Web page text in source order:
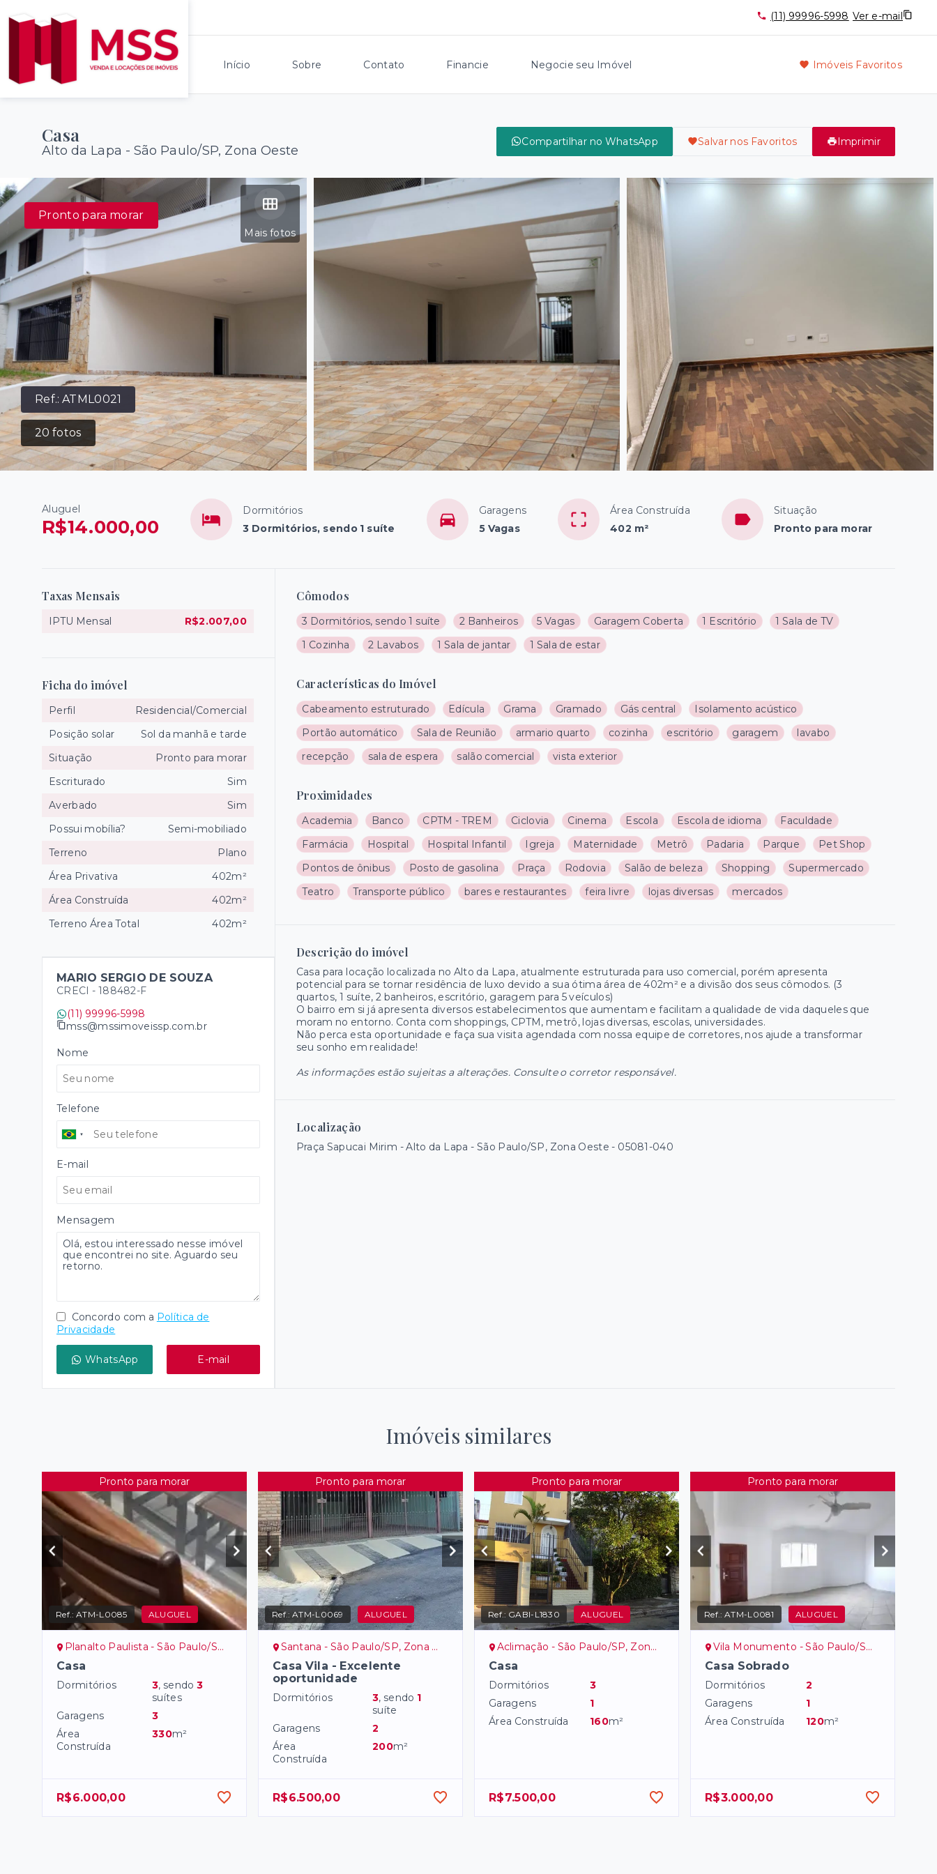
(11) 99996-5998 Ver e-mail
Início Sobre Contato Financie Negocie seu Imóvel Imóveis Favoritos
Casa
Alto da Lapa - São Paulo/SP, Zona Oeste
Compartilhar no WhatsApp Salvar nos Favoritos Imprimir
Ref.:ATML0021
20 fotos
Mais fotos
Pronto para morar
Aluguel
R$14.000,00
Dormitórios
3 Dormitórios, sendo 1 suíte
Garagens
5 Vagas
Área Construída
402 m²
Situação
Pronto para morar
Cômodos
3 Dormitórios, sendo 1 suíte 2 Banheiros 5 Vagas Garagem Coberta 1 Escritório
1 Sala de TV
1 Cozinha
2 Lavabos 1 Sala de jantar 1 Sala de estar
Características do Imóvel
Cabeamento estruturado Edícula Grama Gramado Gás central
Isolamento acústico
Portão automático
Sala de Reunião armario quarto cozinha escritório garagem
lavabo
recepção
sala de espera salão comercial vista exterior
Proximidades
Academia Banco CPTM - TREM Ciclovia Cinema Escola Escola de idioma
Faculdade
Farmácia
Hospital Hospital Infantil Igreja Maternidade Metrô Padaria Parque
Pet Shop
Pontos de ônibus
Posto de gasolina Praça Rodovia Salão de beleza Shopping
Supermercado
Teatro
Transporte público bares e restaurantes feira livre lojas diversas mercados
Descrição do imóvel
Casa para locação localizada no Alto da Lapa, atualmente estruturada para uso comercial, porém apresenta
potencial para se tornar residência de luxo devido a sua ótima área de 402m² e a divisão dos seus cômodos. (3
quartos, 1 suíte, 2 banheiros, escritório, garagem para 5 veículos)
O bairro em si já apresenta diversos estabelecimentos que aumentam e facilitam a qualidade de vida daqueles que
moram no entorno. Conta com shoppings, CPTM, metrô, lojas diversas, escolas, universidades.
Não perca esta oportunidade e faça sua visita agendada com nossa equipe de corretores, nos ajude a transformar
seu sonho em realidade!
As informações estão sujeitas a alterações. Consulte o corretor responsável.
Localização
Praça Sapucai Mirim - Alto da Lapa - São Paulo/SP, Zona Oeste - 05081-040
Taxas Mensais
IPTU Mensal R$2.007,00
Ficha do imóvel
Perfil
Residencial/Comercial
Posição solar
Sol da manhã e tarde
Situação
Pronto para morar
Escriturado
Sim
Averbado
Sim
Possui mobília?
Semi-mobiliado
Terreno
Plano
Área Privativa
402m²
Área Construída
402m²
Terreno Área Total
402m²
MARIO SERGIO DE SOUZA
CRECI - 188482-F
(11) 99996-5998
mss@mssimoveissp.com.br
Nome
Telefone
E-mail
Mensagem
Concordo com a Política de
Privacidade
WhatsApp E-mail
Imóveis similares
Pronto para morar
Ref.:ATM-L0085 ALUGUEL
Planalto Paulista - São Paulo/SP, Zona Sul
Casa
Dormitórios 3, sendo3
suítes
Garagens
3
Área
Construída
330m²
R$6.000,00
Pronto para morar
Ref.:ATM-L0069 ALUGUEL
Santana - São Paulo/SP, Zona Norte
Casa Vila - Excelente
oportunidade
Dormitórios 3, sendo 1
suíte
Garagens
2
Área
Construída
200m²
R$6.500,00
Pronto para morar
Ref.: GABI-L1830 ALUGUEL
Aclimação - São Paulo/SP, Zona Sul
Casa
Dormitórios
3
Garagens
1
Área Construída
160m²
R$7.500,00
Pronto para morar
Ref.:ATM-L0081 ALUGUEL
Vila Monumento - São Paulo/SP, Zona Sul
Casa Sobrado
Dormitórios
2
Garagens
1
Área Construída
120m²
R$3.000,00